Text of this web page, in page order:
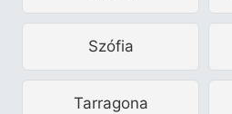
Szófia
Tarragona